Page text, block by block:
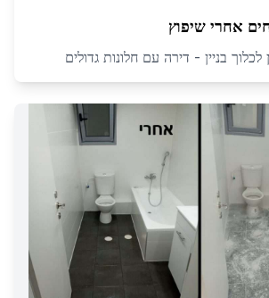
אחרי שיפוץ
בניין - דירה עם חלונות גדולים